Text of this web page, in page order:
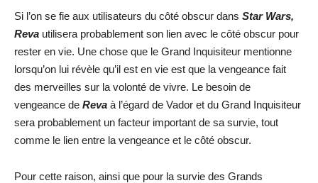
Si l’on se fie aux utilisateurs du côté obscur dans Star Wars,
Reva utilisera probablement son lien avec le côté obscur pour
rester en vie. Une chose que le Grand Inquisiteur mentionne
lorsqu’on lui révèle qu’il est en vie est que la vengeance fait
des merveilles sur la volonté de vivre. Le besoin de
vengeance de Reva à l’égard de Vador et du Grand Inquisiteur
sera probablement un facteur important de sa survie, tout
comme le lien entre la vengeance et le côté obscur.
Pour cette raison, ainsi que pour la survie des Grands